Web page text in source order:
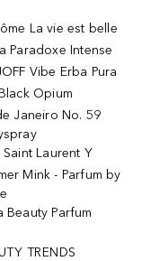
La vie est belle
Paradoxe Intense
Vibe Erba Pura
Opium
Janeiro No. 59
Saint Laurent Y
Mink - Parfum by
Beauty Parfum
TRENDS